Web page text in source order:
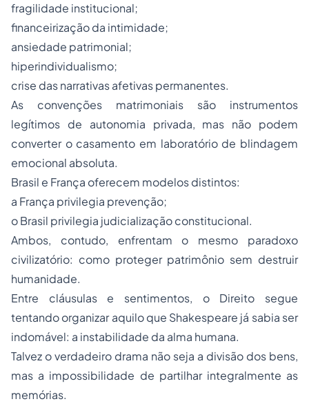
fragilidade institucional;
financeirização da intimidade;
ansiedade patrimonial;
hiperindividualismo;
crise das narrativas afetivas permanentes.
As convenções matrimoniais são instrumentos
legítimos de autonomia privada, mas não podem
converter o casamento em laboratório de blindagem
emocional absoluta.
Brasil e França oferecem modelos distintos:
a França privilegia prevenção;
o Brasil privilegia judicialização constitucional.
Ambos, contudo, enfrentam o mesmo paradoxo
civilizatório: como proteger patrimônio sem destruir
humanidade.
Entre cláusulas e sentimentos, o Direito segue
tentando organizar aquilo que Shakespeare já sabia ser
indomável: a instabilidade da alma humana.
Talvez o verdadeiro drama não seja a divisão dos bens,
mas a impossibilidade de partilhar integralmente as
memórias.